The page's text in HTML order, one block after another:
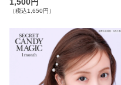
1,500円
（税込1,650円）